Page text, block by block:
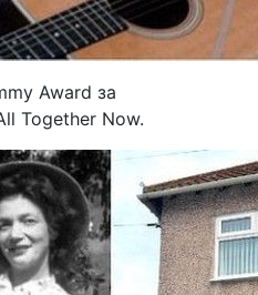
Award за
Together Now.